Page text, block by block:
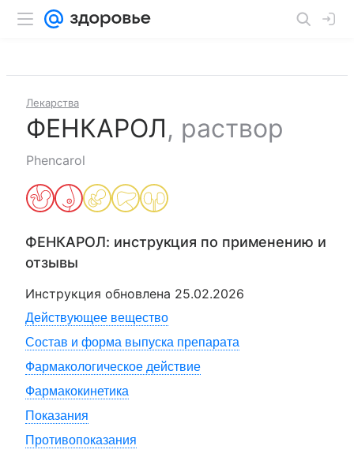
Лекарства
ФЕНКАРОЛ, раствор
Phencarol
ФЕНКАРОЛ: инструкция по применению и
отзывы
Инструкция обновлена 25.02.2026
Действующее вещество
Состав и форма выпуска препарата
Фармакологическое действие
Фармакокинетика
Показания
Противопоказания